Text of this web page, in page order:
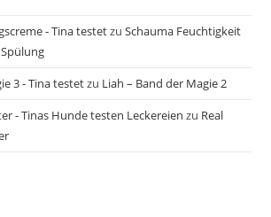
- Tina testetzuSchauma Feuchtigkeit
3 - Tina testetzu Liah – Band der Magie 2
- Tinas Hunde testen Leckereien zu Real